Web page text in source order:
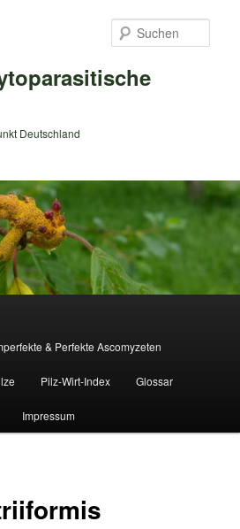
Deutschland
& Perfekte Ascomyzeten
Pilz-Wirt-Index Glossar
Impressum